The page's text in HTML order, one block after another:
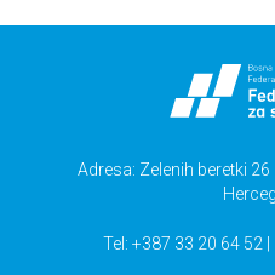
Adresa: Zelenih beretki
Tel: +387 33 20 64 52